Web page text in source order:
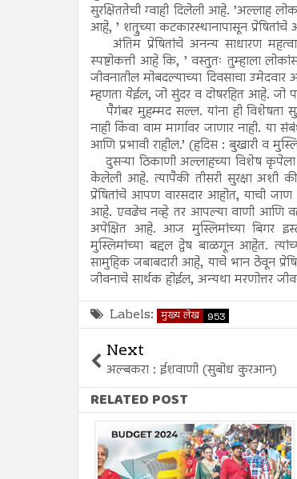
सुरक्षिततेची ग्वाही दिलेली आहे. ’अल्लाह
आहे, ’ शत्रुच्या कटकारस्थानापासून
अंतिम प्रेषितांचे अनन्य साधारण
स्पष्टोकत्ती आहे कि, ’ वस्तुतः तुम्हाला
जीवनातील मोबदल्याच्या दिवसाचा
म्हणता येईल, जो सुंदर व दोषरहित आहे. जो
पैगंबर मुहम्मद सल्ल. यांना ही विशेषता
नाही किंवा वाम मार्गावर जाणार नाही.
आणि प्रभावी राहील.’ (हदिस : बुखारी व
दुसऱ्या ठिकाणी अल्लाहच्या विशेष कृपेला
केलेली आहे. त्यापैकी तीसरी सुरक्षा अशी
प्रेषितांचे आपण वारसदार आहोत, याची
आहे. एवढेच नव्हे तर आपल्या वाणी आणि
अपेक्षित आहे. आज मुस्लिमांच्या बिगर
मुस्लिमांच्या बद्दल द्वेष बाळगून आहेत.
सामुहिक जबाबदारी आहे, याचे भान ठेवून
जीवनाचे सार्थक होईल, अन्यथा मरणोत्तर
Labels: मुख्य लेख 953
Next
अल्बकरा : ईशवाणी (सुबोध कुरआन)
RELATED POST